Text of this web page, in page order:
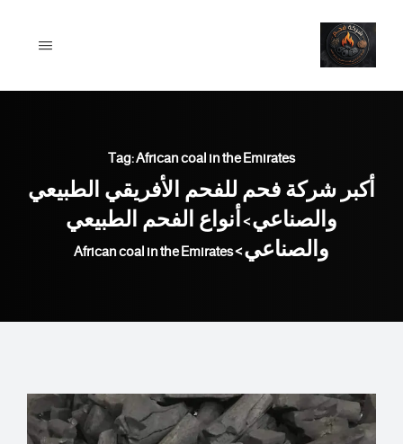
content
Tag: African coal in the Emirates
أكبر شركة فحم للفحم الأفريقي الطبيعي
والصناعي>أنواع الفحم الطبيعي
والصناعي>
African coal in the Emirates